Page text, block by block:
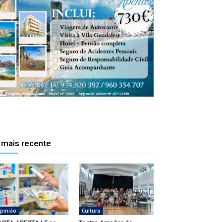
mais recente
Cultura